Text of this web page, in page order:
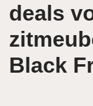
deals
Black